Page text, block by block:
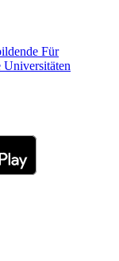
Für
Universitäten